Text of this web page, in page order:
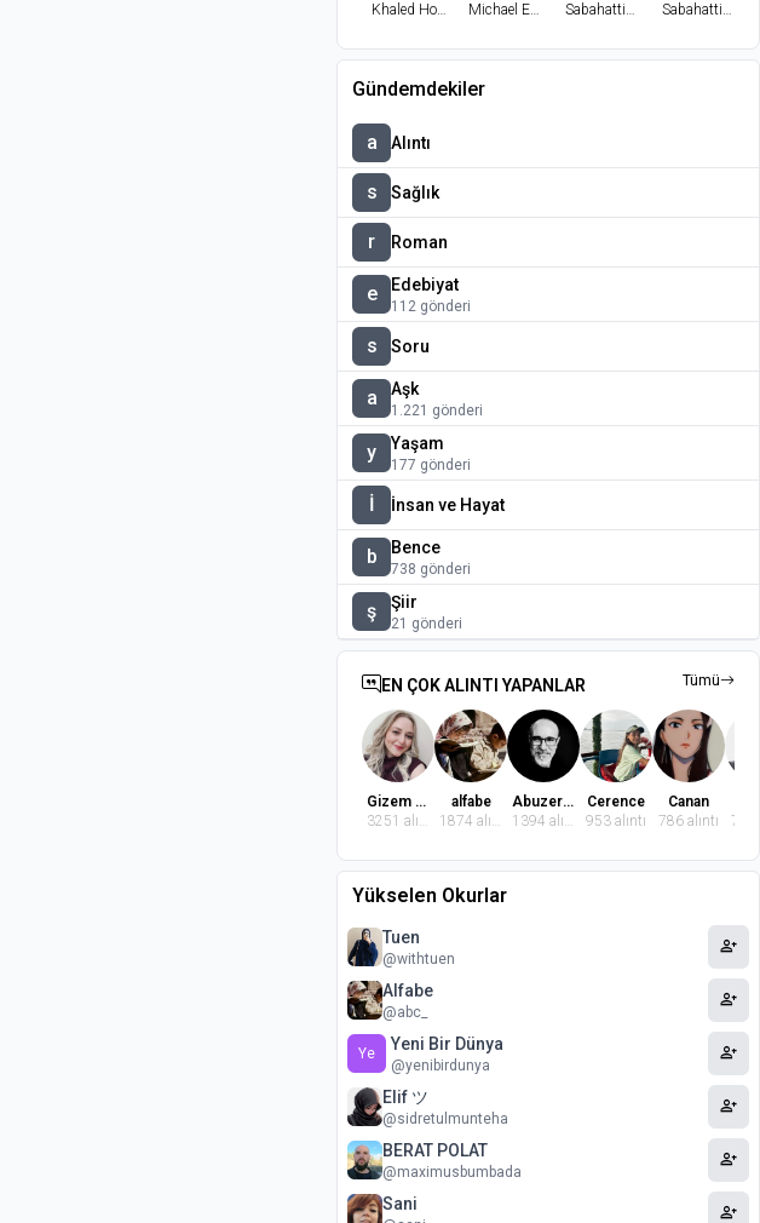
Khaled Hosseini
Michael Ende
Sabahattin Ali
Sabahattin Ali
Gündemdekiler
a Alıntı
s Sağlık
r Roman
e Edebiyat
112 gönderi
s Soru
a Aşk
1.221 gönderi
y Yaşam
177 gönderi
İ İnsan ve Hayat
b Bence
738 gönderi
ş Şiir
21 gönderi
EN ÇOK ALINTI YAPANLAR Tümü
Gizem Dindaroğlu
3251 alıntı
alfabe
1874 alıntı
Abuzer Badem
1394 alıntı
Cerence
953 alıntı
Canan
786 alıntı
764
Yükselen Okurlar
Tuen
@withtuen person_add
Alfabe
@abc_ person_add
Ye Yeni Bir Dünya
@yenibirdunya person_add
Elif ツ
@sidretulmunteha person_add
BERAT POLAT
@maximusbumbada person_add
Sani person_add